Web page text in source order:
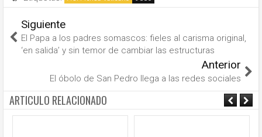
Siguiente
El Papa a los padres somascos: fieles al carisma original,
‘en salida’ y sin temor de cambiar las estructuras
Anterior
El óbolo de San Pedro llega a las redes sociales
ARTICULO RELACIONADO